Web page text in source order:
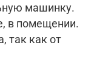
машинку.
в помещении.
так как от